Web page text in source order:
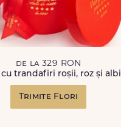
de la 329 RON
trandafiri roșii, roz și albi
Trimite Flori